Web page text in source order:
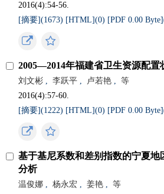
2016(4):54-56.
[摘要](1673) [HTML](0) [PDF 0.00
2005—2014年福建省卫生资源配置
刘文彬 , 李跃平 , 卢若艳 ,
等
2016(4):57-60.
[摘要](1222) [HTML](0) [PDF 0.00
基于基尼系数和差别指数的宁夏地
分析
温俊娜 , 杨永宏 , 姜艳 ,
等